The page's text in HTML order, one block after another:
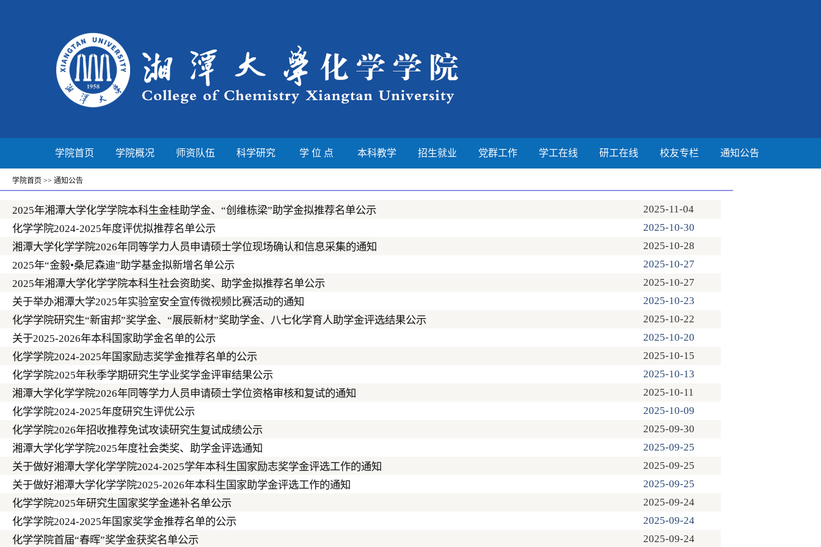
学院首页 学院概况 师资队伍 科学研究 学 位 点 本科教学 招生就业 党群工作 学工在线 研工在线 校友专栏 通知公告
学院首页 >> 通知公告
2025年湘潭大学化学学院本科生金桂助学金、“创维栋梁”助学金拟推荐名单公示
2025-11-04
化学学院2024-2025年度评优拟推荐名单公示
2025-10-30
湘潭大学化学学院2026年同等学力人员申请硕士学位现场确认和信息采集的通知
2025-10-28
2025年“金毅•桑尼森迪”助学基金拟新增名单公示
2025-10-27
2025年湘潭大学化学学院本科生社会资助奖、助学金拟推荐名单公示
2025-10-27
关于举办湘潭大学2025年实验室安全宣传微视频比赛活动的通知
2025-10-23
化学学院研究生“新宙邦”奖学金、“展辰新材”奖助学金、八七化学育人助学金评选结果公示
2025-10-22
关于2025-2026年本科国家助学金名单的公示
2025-10-20
化学学院2024-2025年国家励志奖学金推荐名单的公示
2025-10-15
化学学院2025年秋季学期研究生学业奖学金评审结果公示
2025-10-13
湘潭大学化学学院2026年同等学力人员申请硕士学位资格审核和复试的通知
2025-10-11
化学学院2024-2025年度研究生评优公示
2025-10-09
化学学院2026年招收推荐免试攻读研究生复试成绩公示
2025-09-30
湘潭大学化学学院2025年度社会类奖、助学金评选通知
2025-09-25
关于做好湘潭大学化学学院2024-2025学年本科生国家励志奖学金评选工作的通知
2025-09-25
关于做好湘潭大学化学学院2025-2026年本科生国家助学金评选工作的通知
2025-09-25
化学学院2025年研究生国家奖学金递补名单公示
2025-09-24
化学学院2024-2025年国家奖学金推荐名单的公示
2025-09-24
化学学院首届“春晖”奖学金获奖名单公示
2025-09-24